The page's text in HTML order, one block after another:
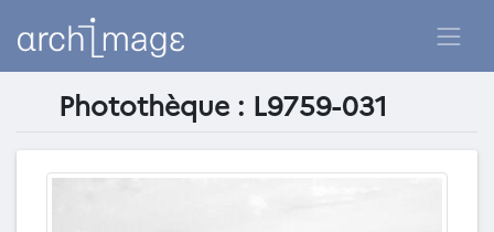
Photothèque : L9759-031